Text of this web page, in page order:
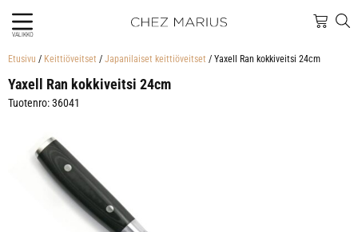
VALIKKO
Etusivu / Keittiöveitset / Japanilaiset keittiöveitset / Yaxell Ran kokkiveitsi 24cm
Yaxell Ran kokkiveitsi 24cm
Tuotenro: 36041